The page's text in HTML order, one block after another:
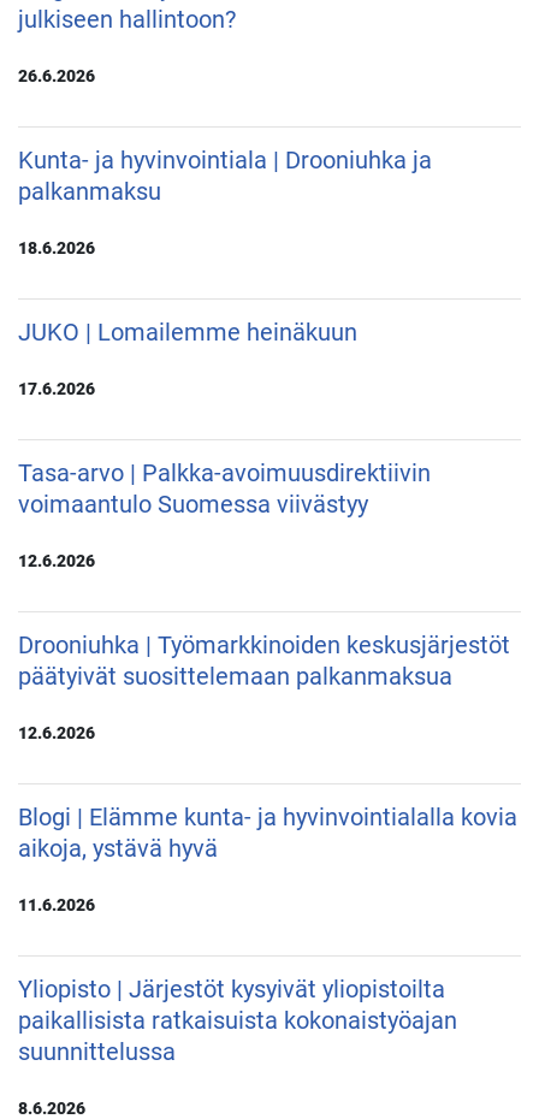
julkiseen hallintoon?
26.6.2026
Kunta- ja hyvinvointiala | Drooniuhka ja
palkanmaksu
18.6.2026
JUKO | Lomailemme heinäkuun
17.6.2026
Tasa-arvo | Palkka-avoimuusdirektiivin
voimaantulo Suomessa viivästyy
12.6.2026
Drooniuhka | Työmarkkinoiden keskusjärjestöt
päätyivät suosittelemaan palkanmaksua
12.6.2026
Blogi | Elämme kunta- ja hyvinvointialalla kovia
aikoja, ystävä hyvä
11.6.2026
Yliopisto | Järjestöt kysyivät yliopistoilta
paikallisista ratkaisuista kokonaistyöajan
suunnittelussa
8.6.2026